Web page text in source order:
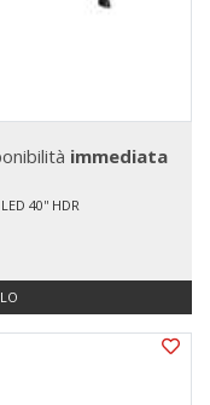
immediata
40'' HDR